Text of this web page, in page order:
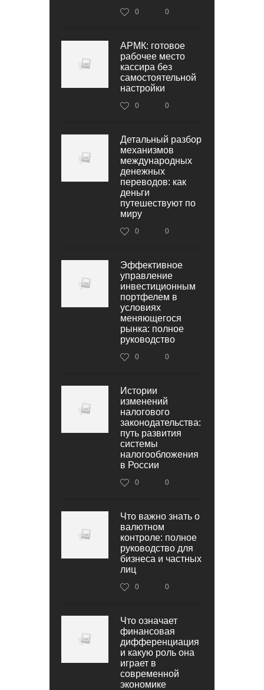
0 0
АРМК: готовое
рабочее место
кассира без
самостоятельной
настройки
0 0
Детальный разбор
механизмов
международных
денежных
переводов: как
деньги
путешествуют по
миру
0 0
Эффективное
управление
инвестиционным
портфелем в
условиях
меняющегося
рынка: полное
руководство
0 0
Истории
изменений
налогового
законодательства:
путь развития
системы
налогообложения
в России
0 0
Что важно знать о
валютном
контроле: полное
руководство для
бизнеса и частных
лиц
0 0
Что означает
финансовая
дифференциация
и какую роль она
играет в
современной
экономике